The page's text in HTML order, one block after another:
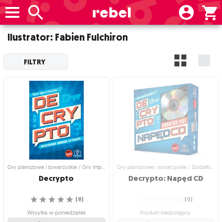
Ilustrator: Fabien Fulchiron
FILTRY
Gry planszowe i towarzyskie / Gry imprezowe i towarzyskie
Decrypto
☆
☆
☆
☆
☆ (8)
Wysyłka w poniedziałek
Gry planszowe i towarzyskie / Dodatki do gier
Decrypto: Napęd CD
(0)
Produkt niedostępny